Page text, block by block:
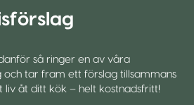
så ringer en av våra
och tar fram ett förslag tillsammans
åt ditt kök – helt kostnadsfritt!